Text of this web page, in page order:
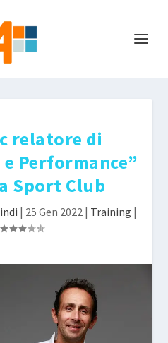
relatore di
Performance”
Sport Club
| 25 Gen 2022 | Training |